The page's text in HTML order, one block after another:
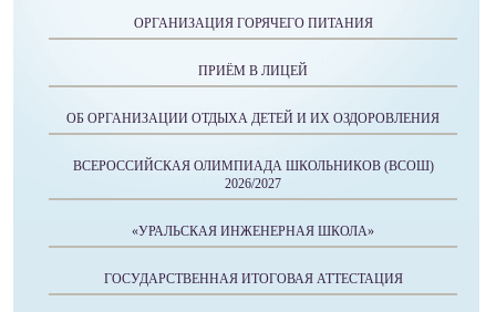
ОРГАНИЗАЦИЯ ГОРЯЧЕГО ПИТАНИЯ
ПРИЁМ В ЛИЦЕЙ
ОБ ОРГАНИЗАЦИИ ОТДЫХА ДЕТЕЙ И ИХ ОЗДОРОВЛЕНИЯ
ВСЕРОССИЙСКАЯ ОЛИМПИАДА ШКОЛЬНИКОВ (ВСОШ)
2026/2027
«УРАЛЬСКАЯ ИНЖЕНЕРНАЯ ШКОЛА»
ГОСУДАРСТВЕННАЯ ИТОГОВАЯ АТТЕСТАЦИЯ